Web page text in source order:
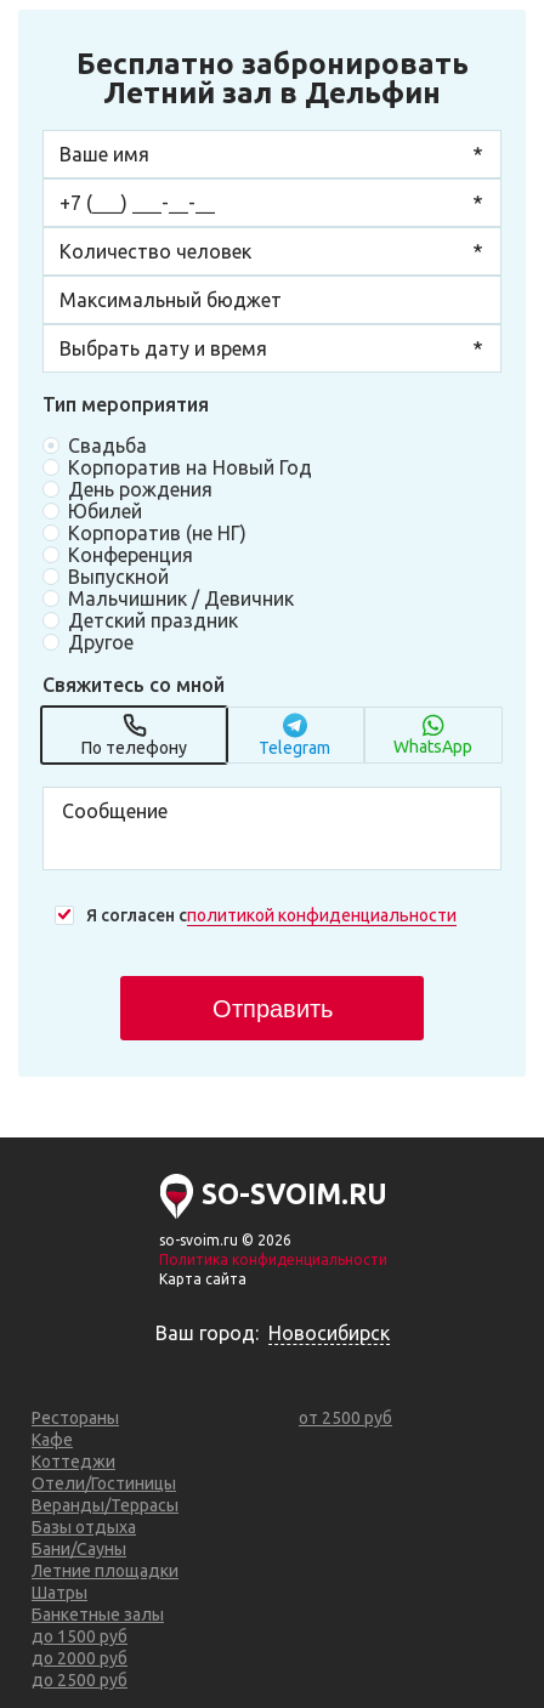
Бесплатно забронировать
Летний зал в Дельфин
Тип мероприятия
Свадьба
Корпоратив на Новый Год
День рождения
Юбилей
Корпоратив (не НГ)
Конференция
Выпускной
Мальчишник / Девичник
Детский праздник
Другое
Свяжитесь со мной
По телефону Telegram WhatsApp
Я согласен сполитикой конфиденциальности
Отправить
SO-SVOIM.RU
so-svoim.ru © 2026
Политика конфиденциальности
Карта сайта
Ваш город: Новосибирск
Рестораны
Кафе
Коттеджи
Отели/Гостиницы
Веранды/Террасы
Базы отдыха
Бани/Сауны
Летние площадки
Шатры
Банкетные залы
до 1500 руб
до 2000 руб
до 2500 руб
от 2500 руб